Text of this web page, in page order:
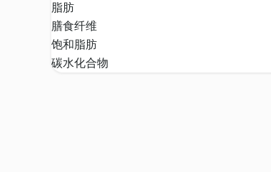
脂肪
膳食纤维
饱和脂肪
碳水化合物